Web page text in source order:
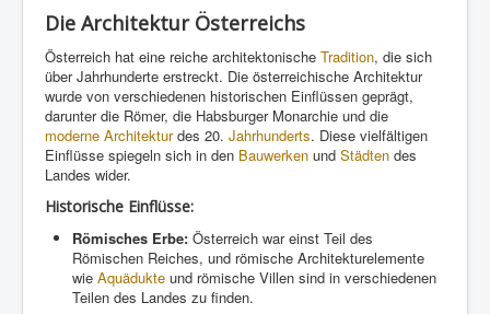
Die Architektur Österreichs
Österreich hat eine reiche architektonische Tradition, die sich
über Jahrhunderte erstreckt. Die österreichische Architektur
wurde von verschiedenen historischen Einflüssen geprägt,
darunter die Römer, die Habsburger Monarchie und die
moderne Architekturdes 20. Jahrhunderts. Diese vielfältigen
Einflüsse spiegeln sich in den Bauwerken und Städten des
Landes wider.
Historische Einflüsse:
Römisches Erbe: Österreich war einst Teil des
Römischen Reiches, und römische Architekturelemente
wie Aquädukte und römische Villen sind in verschiedenen
Teilen des Landes zu finden.